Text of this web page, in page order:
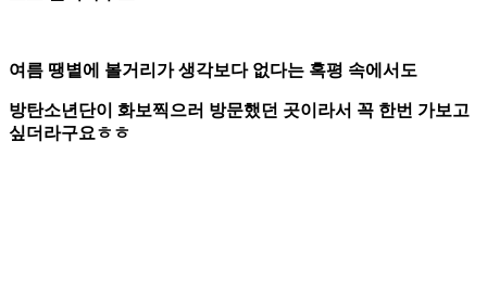
여름 땡볕에 볼거리가 생각보다 없다는 혹평 속에서도
방탄소년단이 화보찍으러 방문했던 곳이라서 꼭 한번 가보고
싶더라구요ㅎㅎ